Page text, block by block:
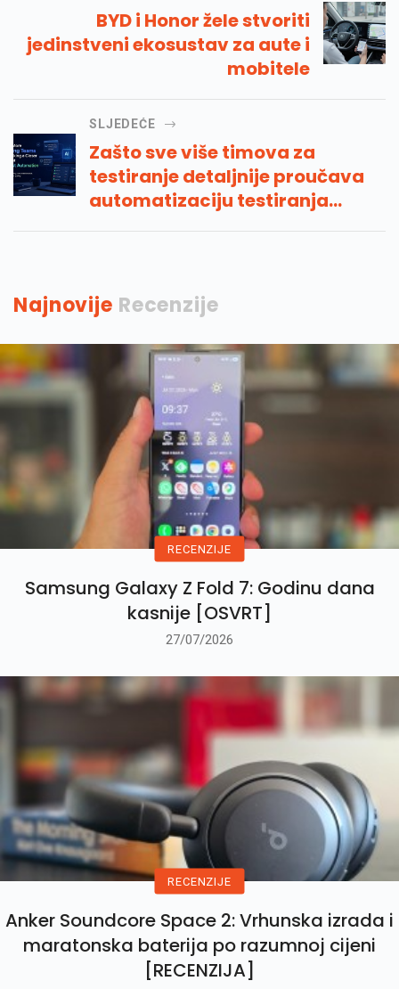
BYD i Honor žele stvoriti
jedinstveni ekosustav za aute i
mobitele
SLJEDEĆE
Zašto sve više timova za
testiranje detaljnije proučava
automatizaciju testiranja
umjetne inteligencije
Najnovije Recenzije
RECENZIJE
Samsung Galaxy Z Fold 7: Godinu dana
kasnije [OSVRT]
27/07/2026
RECENZIJE
Anker Soundcore Space 2: Vrhunska izrada i
maratonska baterija po razumnoj cijeni
[RECENZIJA]